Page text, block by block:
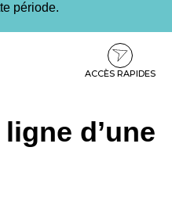
période.
ACCÈS RAPIDES
d’une